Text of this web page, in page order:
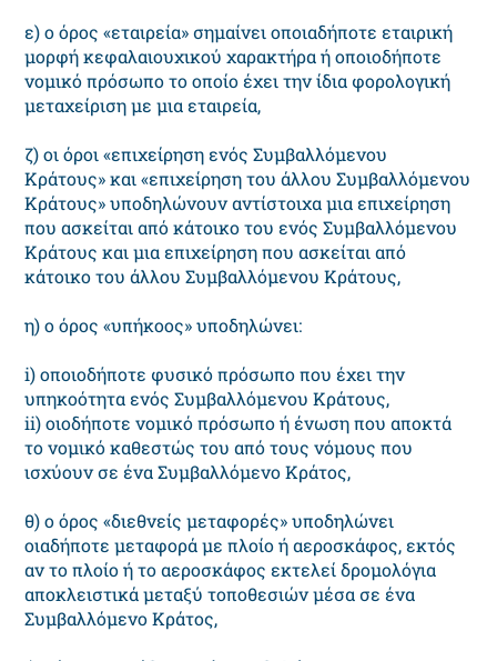
ε) ο όρος «εταιρεία» σημαίνει οποιαδήποτε εταιρική
μορφή κεφαλαιουχικού χαρακτήρα ή οποιοδήποτε
νομικό πρόσωπο το οποίο έχει την ίδια φορολογική
μεταχείριση με μια εταιρεία,
ζ) οι όροι «επιχείρηση ενός Συμβαλλόμενου
Κράτους» και «επιχείρηση του άλλου Συμβαλλόμενου
Κράτους» υποδηλώνουν αντίστοιχα μια επιχείρηση
που ασκείται από κάτοικο του ενός Συμβαλλόμενου
Κράτους και μια επιχείρηση που ασκείται από
κάτοικο του άλλου Συμβαλλόμενου Κράτους,
η) ο όρος «υπήκοος» υποδηλώνει:
i) οποιοδήποτε φυσικό πρόσωπο που έχει την
υπηκοότητα ενός Συμβαλλόμενου Κράτους,
ii) οιοδήποτε νομικό πρόσωπο ή ένωση που αποκτά
το νομικό καθεστώς του από τους νόμους που
ισχύουν σε ένα Συμβαλλόμενο Κράτος,
θ) ο όρος «διεθνείς μεταφορές» υποδηλώνει
οιαδήποτε μεταφορά με πλοίο ή αεροσκάφος, εκτός
αν το πλοίο ή το αεροσκάφος εκτελεί δρομολόγια
αποκλειστικά μεταξύ τοποθεσιών μέσα σε ένα
Συμβαλλόμενο Κράτος,